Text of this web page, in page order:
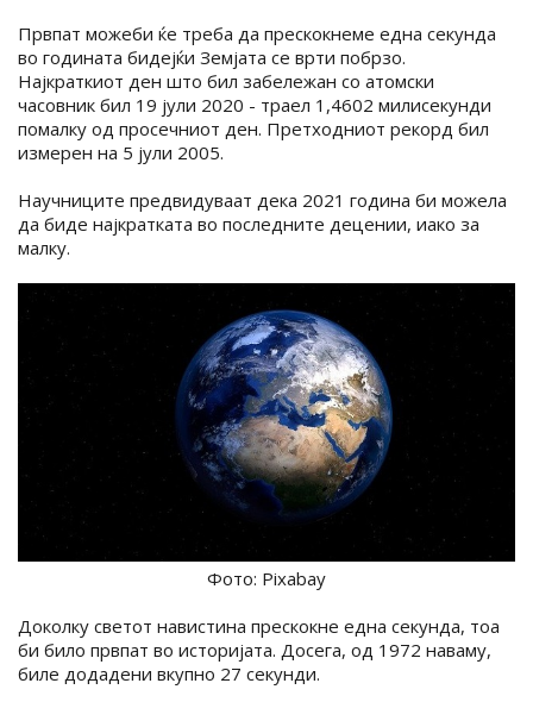
Првпат можеби ќе треба да прескокнеме една секунда
во годината бидејќи Земјата се врти побрзо.
Најкраткиот ден што бил забележан со атомски
часовник бил 19 јули 2020 - траел 1,4602 милисекунди
помалку од просечниот ден. Претходниот рекорд бил
измерен на 5 јули 2005.
Научниците предвидуваат дека 2021 година би можела
да биде најкратката во последните децении, иако за
малку.
Фото: Pixabay
Доколку светот навистина прескокне една секунда, тоа
би било првпат во историјата. Досега, од 1972 наваму,
биле додадени вкупно 27 секунди.